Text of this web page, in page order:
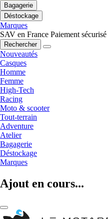
Bagagerie
Déstockage
Marques
SAV en France Paiement sécurisé
Rechercher
Nouveautés
Casques
Homme
Femme
High-Tech
Racing
Moto & scooter
Tout-terrain
Adventure
Atelier
Bagagerie
Déstockage
Marques
Ajout en cours...